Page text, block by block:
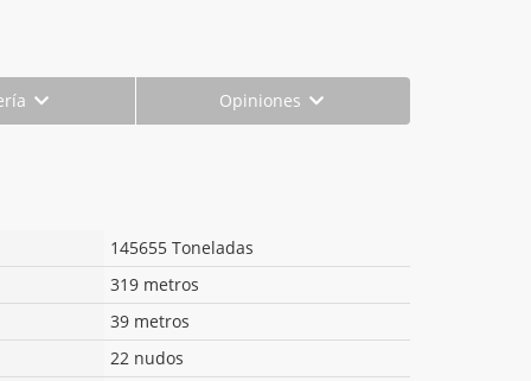
Opiniones
145655 Toneladas
319 metros
39 metros
22 nudos